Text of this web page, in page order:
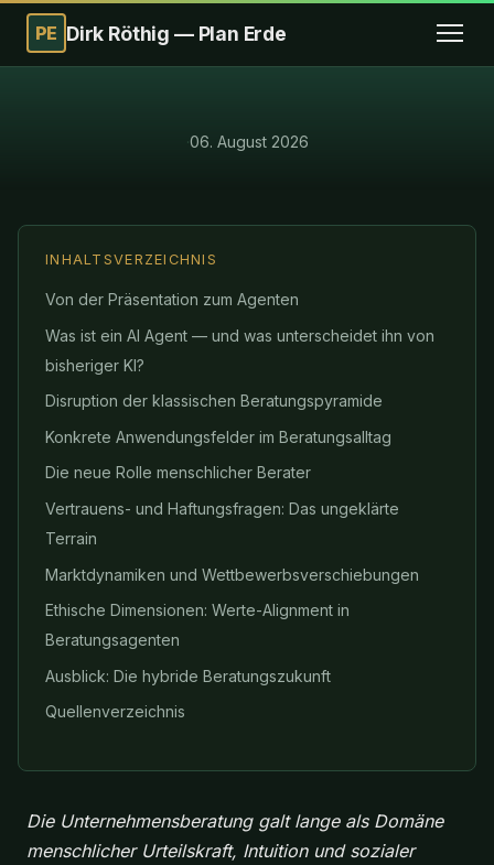
PE Dirk Röthig — Plan Erde
·06. August 2026
INHALTSVERZEICHNIS
Von der Präsentation zum Agenten
Was ist ein AI Agent — und was unterscheidet ihn von
bisheriger KI?
Disruption der klassischen Beratungspyramide
Konkrete Anwendungsfelder im Beratungsalltag
Die neue Rolle menschlicher Berater
Vertrauens- und Haftungsfragen: Das ungeklärte
Terrain
Marktdynamiken und Wettbewerbsverschiebungen
Ethische Dimensionen: Werte-Alignment in
Beratungsagenten
Ausblick: Die hybride Beratungszukunft
Quellenverzeichnis
Die Unternehmensberatung galt lange als Domäne
menschlicher Urteilskraft, Intuition und sozialer